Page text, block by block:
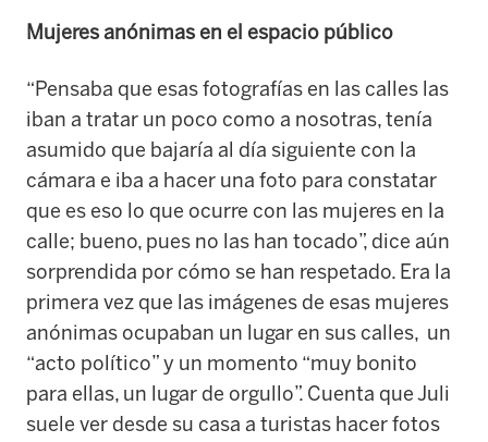
Mujeres anónimas en el espacio público
“Pensaba que esas fotografías en las calles las
iban a tratar un poco como a nosotras, tenía
asumido que bajaría al día siguiente con la
cámara e iba a hacer una foto para constatar
que es eso lo que ocurre con las mujeres en la
calle; bueno, pues no las han tocado”, dice aún
sorprendida por cómo se han respetado. Era la
primera vez que las imágenes de esas mujeres
anónimas ocupaban un lugar en sus calles, un
“acto político” y un momento “muy bonito
para ellas, un lugar de orgullo”. Cuenta que Juli
suele ver desde su casa a turistas hacer fotos